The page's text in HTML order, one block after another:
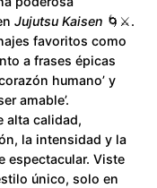
g
h
$
2
Jujutsu Kaisen 🌀⚔️.
favoritos como
a frases épicas
humano’ y
amable’.
alta calidad,
la intensidad y la
espectacular. Viste
único, solo en